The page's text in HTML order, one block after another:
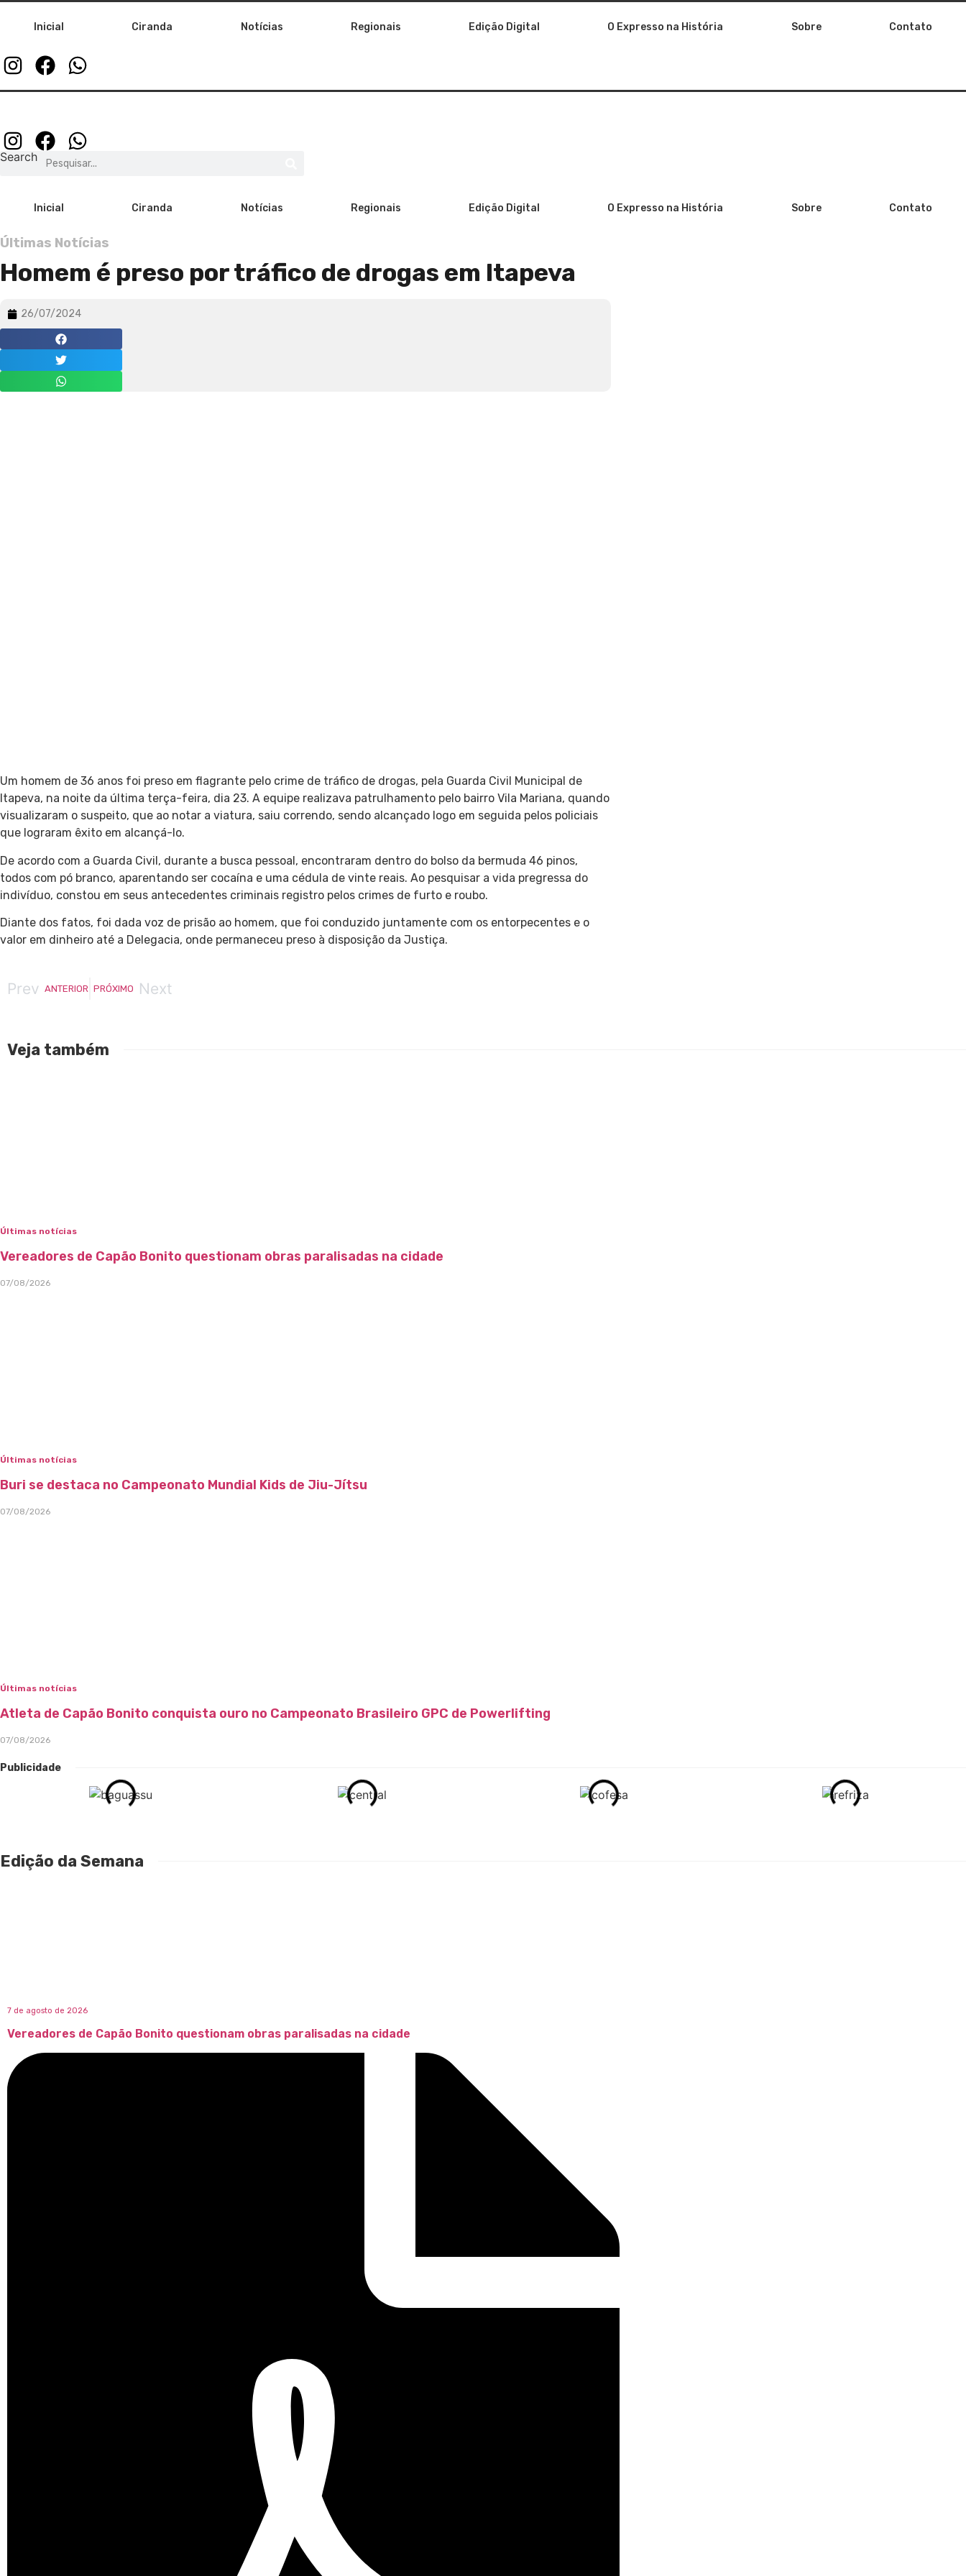
conteúdo
Inicial Ciranda Notícias Regionais Edição Digital O Expresso na História Sobre Contato
Search
Inicial Ciranda Notícias Regionais Edição Digital O Expresso na História Sobre Contato
Últimas Notícias
Homem é preso por tráfico de drogas em Itapeva
26/07/2024
Um homem de 36 anos foi preso em flagrante pelo crime de tráfico de drogas, pela Guarda Civil Municipal de
Itapeva, na noite da última terça-feira, dia 23. A equipe realizava patrulhamento pelo bairro Vila Mariana, quando
visualizaram o suspeito, que ao notar a viatura, saiu correndo, sendo alcançado logo em seguida pelos policiais
que lograram êxito em alcançá-lo.
De acordo com a Guarda Civil, durante a busca pessoal, encontraram dentro do bolso da bermuda 46 pinos,
todos com pó branco, aparentando ser cocaína e uma cédula de vinte reais. Ao pesquisar a vida pregressa do
indivíduo, constou em seus antecedentes criminais registro pelos crimes de furto e roubo.
Diante dos fatos, foi dada voz de prisão ao homem, que foi conduzido juntamente com os entorpecentes e o
valor em dinheiro até a Delegacia, onde permaneceu preso à disposição da Justiça.
Prev ANTERIOR PRÓXIMO Next
Veja também
Últimas notícias
Vereadores de Capão Bonito questionam obras paralisadas na cidade
07/08/2026
Últimas notícias
Buri se destaca no Campeonato Mundial Kids de Jiu-Jítsu
07/08/2026
Últimas notícias
Atleta de Capão Bonito conquista ouro no Campeonato Brasileiro GPC de Powerlifting
07/08/2026
Publicidade
Edição da Semana
7 de agosto de 2026
Vereadores de Capão Bonito questionam obras paralisadas na cidade